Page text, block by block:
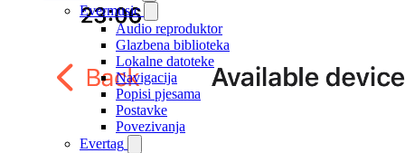
Evermusic
Audio reproduktor
Glazbena biblioteka
Lokalne datoteke
Navigacija
Popisi pjesama
Postavke
Povezivanja
Evertag